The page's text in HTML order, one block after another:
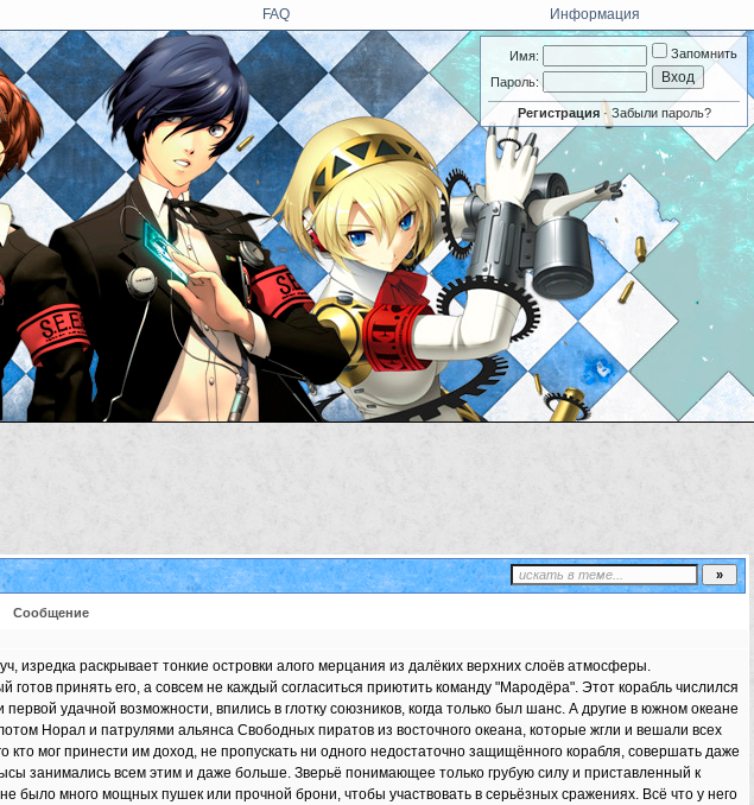
Имя:
Пароль:
Запомнить
Регистрация·Забыли пароль?
FAQ Информация
Сообщение
раскрывает тонкие островки алого мерцания из далёких верхних слоёв атмосферы.
готов принять его, а совсем не каждый согласиться приютить команду "Мародёра". Этот корабль числился
удачной возможности, впились в глотку союзников, когда только был шанс. А другие в южном океане
Норал и патрулями альянса Свободных пиратов из восточного океана, которые жгли и вешали всех
мог принести им доход, не пропускать ни одного недостаточно защищённого корабля, совершать даже
занимались всем этим и даже больше. Зверьё понимающее только грубую силу и приставленный к
было много мощных пушек или прочной брони, чтобы участвовать в серьёзных сражениях. Всё что у него